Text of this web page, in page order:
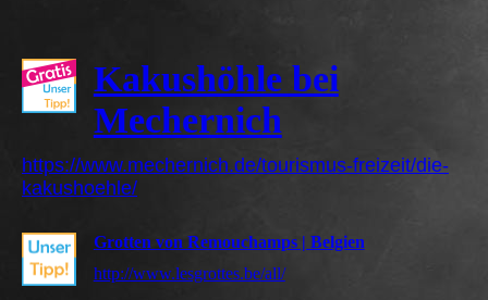
Kakushöhle bei
Mechernich
https://www.mechernich.de/tourismus-freizeit/die-
kakushoehle/
Grotten von Remouchamps | Belgien
http://www.lesgrottes.be/all/